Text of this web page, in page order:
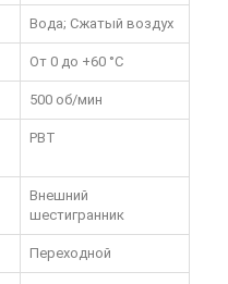
Вода; Сжатый воздух
От 0 до +60 °C
500 об/мин
PBT
Внешний
шестигранник
Переходной